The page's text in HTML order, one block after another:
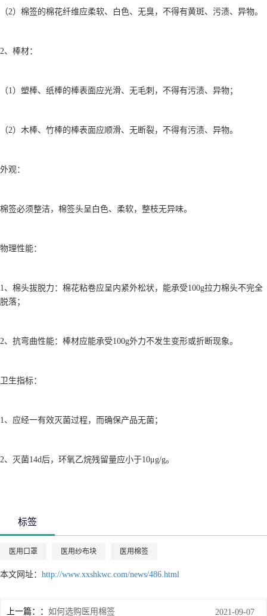
（2）棉签的棉花纤维应柔软、白色、无臭，不得有黄斑、污渍、异物。
2、棒材：
（1）塑棒、纸棒的棒表面应光滑、无毛刺，不得有污渍、异物；
（2）木棒、竹棒的棒表面应顺滑、无断裂，不得有污渍、异物。
外观：
棉签必须整洁，棉签头呈白色、柔软，整枝无异味。
物理性能：
1、棉头拔脱力：棉花粘卷应呈内紧外松状，能承受100g拉力棉头不完全
脱落；
2、抗弯曲性能：棒材应能承受100g外力不发生变形或折断现象。
卫生指标：
1、应经一有效灭菌过程，而确保产品无菌；
2、灭菌14d后，环氧乙烷残留量应小于10μg/g。
标签
医用口罩 医用纱布块 医用棉签
本文网址： http://www.xxshkwc.com/news/486.html
上一篇： 如何选购医用棉签 2021-09-07